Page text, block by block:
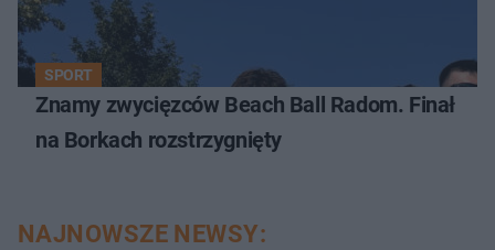
SPORT
Znamy zwycięzców Beach Ball Radom. Finał
na Borkach rozstrzygnięty
NAJNOWSZE NEWSY: